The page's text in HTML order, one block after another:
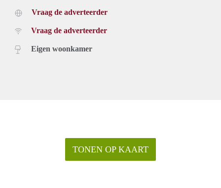
Vraag de adverteerder
Vraag de adverteerder
Eigen woonkamer
TONEN OP KAART